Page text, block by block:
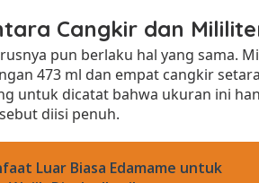
f
o
r
m
a
s
T
e
Cangkir dan
pun berlaku hal yang sama.
473 ml dan empat cangkir
untuk dicatat bahwa ukuran ini
diisi penuh.
Luar Biasa Edamame untuk